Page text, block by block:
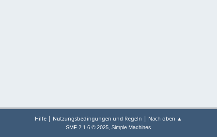
Hilfe | Nutzungsbedingungen und Regeln | Nach oben ▲
SMF 2.1.6 © 2025, Simple Machines